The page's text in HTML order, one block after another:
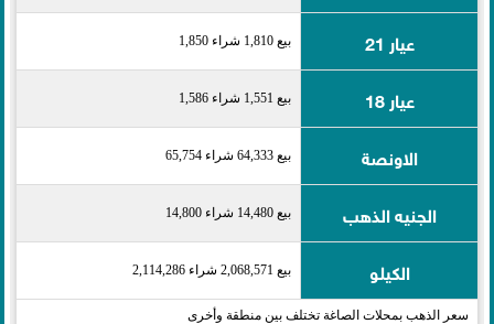
عيار 21 بيع 1,810 شراء 1,850
عيار 18 بيع 1,551 شراء 1,586
الاونصة بيع 64,333 شراء 65,754
الجنيه الذهب بيع 14,480 شراء 14,800
الكيلو بيع 2,068,571 شراء 2,114,286
سعر الذهب بمحلات الصاغة تختلف بين منطقة وأخرى